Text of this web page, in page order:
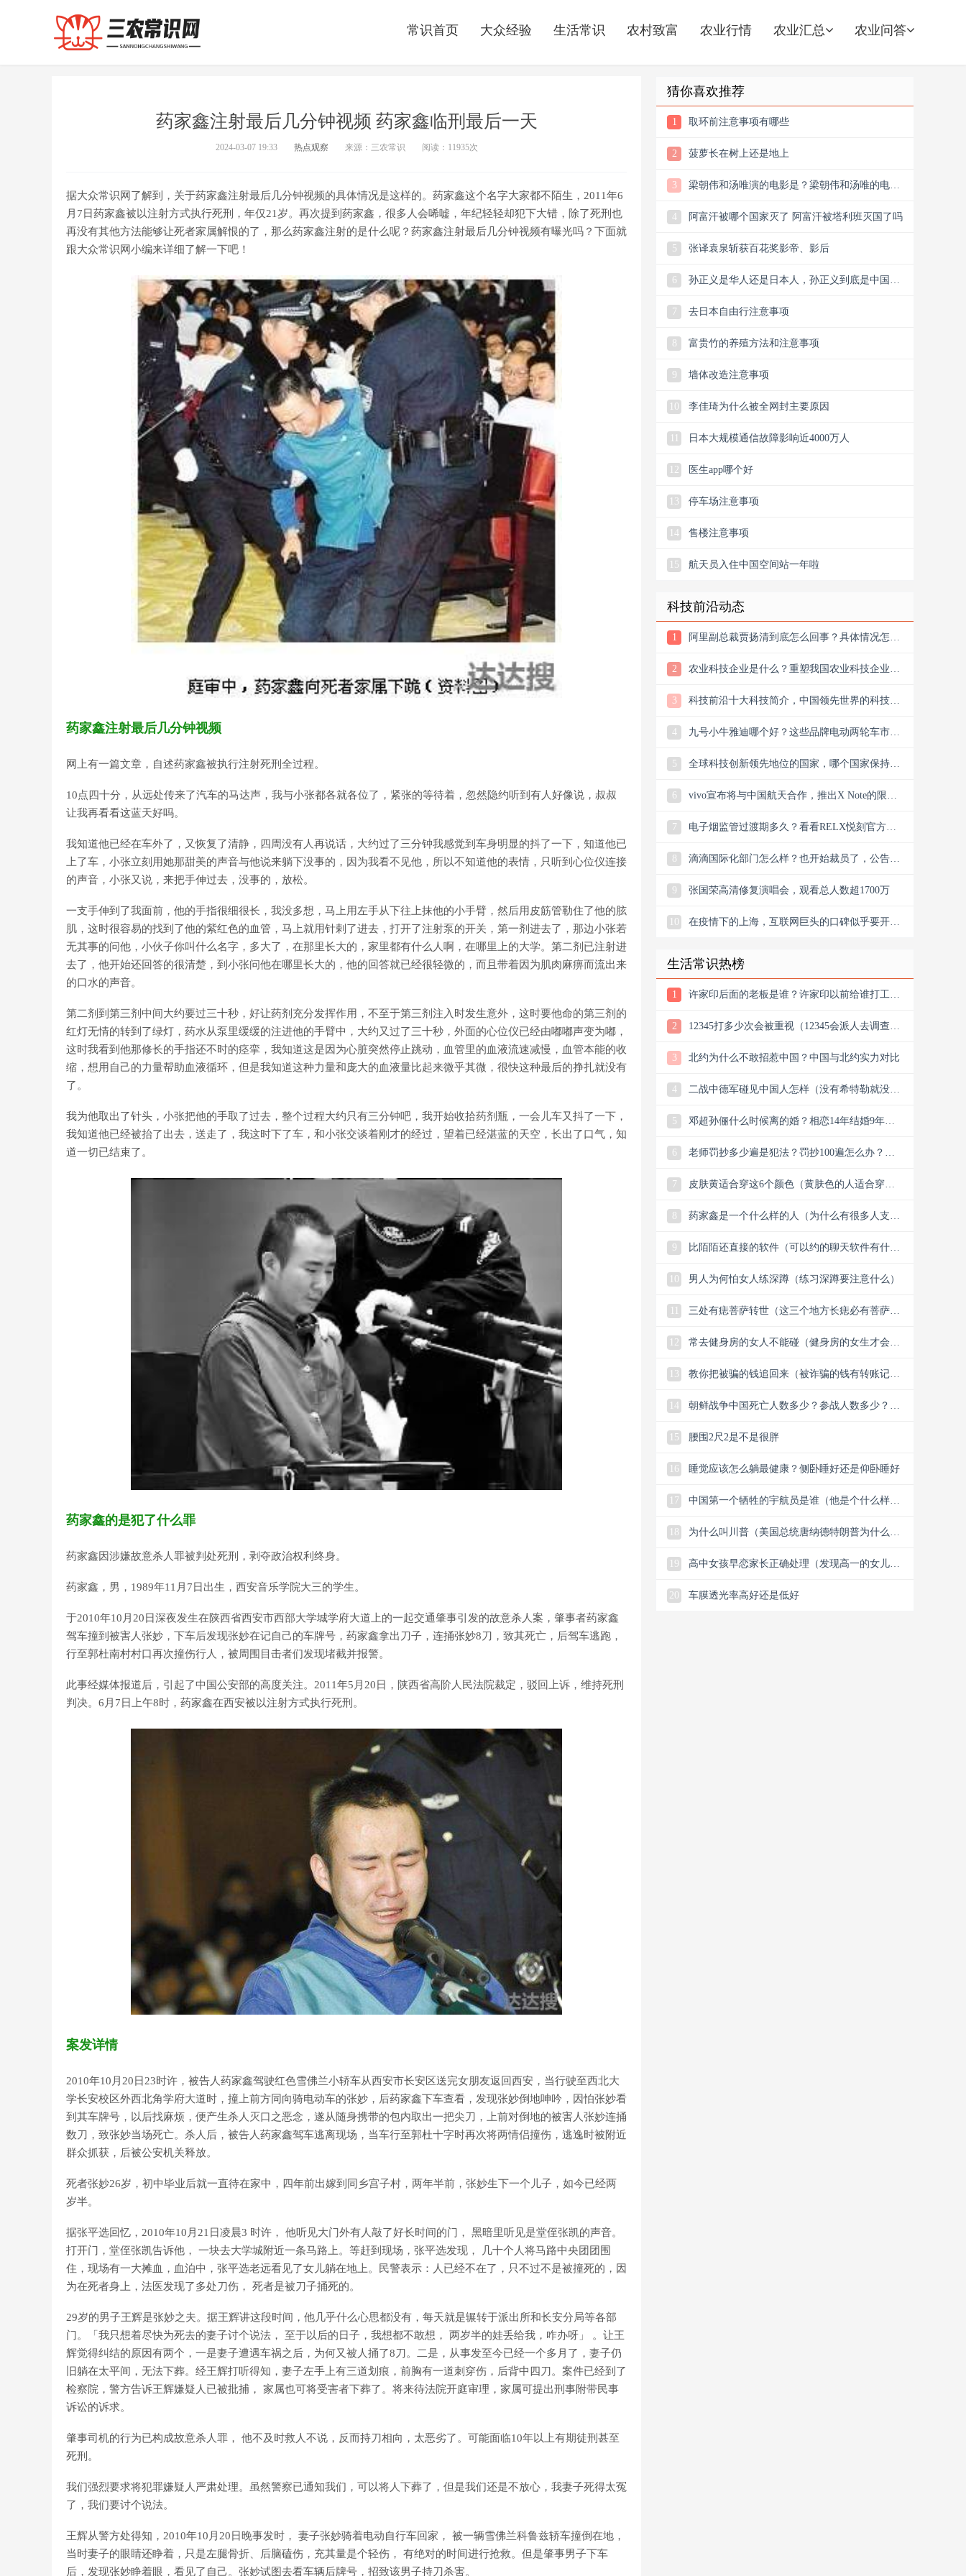
常识首页 大众经验 生活常识 农村致富 农业行情 农业汇总 农业问答
药家鑫注射最后几分钟视频 药家鑫临刑最后一天
2024-03-07 19:33 热点观察 来源：三农常识 阅读： 11935次
据大众常识网了解到，关于药家鑫注射最后几分钟视频的具体情况是这样的。药家鑫这个名字大家都不陌生，2011年6
月7日药家鑫被以注射方式执行死刑，年仅21岁。再次提到药家鑫，很多人会唏嘘，年纪轻轻却犯下大错，除了死刑也
再没有其他方法能够让死者家属解恨的了，那么药家鑫注射的是什么呢？药家鑫注射最后几分钟视频有曝光吗？下面就
跟大众常识网小编来详细了解一下吧！
药家鑫注射最后几分钟视频
网上有一篇文章，自述药家鑫被执行注射死刑全过程。
10点四十分，从远处传来了汽车的马达声，我与小张都各就各位了，紧张的等待着，忽然隐约听到有人好像说，叔叔
让我再看看这蓝天好吗。
我知道他已经在车外了，又恢复了清静，四周没有人再说话，大约过了三分钟我感觉到车身明显的抖了一下，知道他已
上了车，小张立刻用她那甜美的声音与他说来躺下没事的，因为我看不见他，所以不知道他的表情，只听到心位仪连接
的声音，小张又说，来把手伸过去，没事的，放松。
一支手伸到了我面前，他的手指很细很长，我没多想，马上用左手从下往上抹他的小手臂，然后用皮筋管勒住了他的胘
肌，这时很容易的找到了他的紫红色的血管，马上就用针剌了进去，打开了注射泵的开关，第一剂进去了，那边小张若
无其事的问他，小伙子你叫什么名字，多大了，在那里长大的，家里都有什么人啊，在哪里上的大学。第二剂已注射进
去了，他开始还回答的很清楚，到小张问他在哪里长大的，他的回答就已经很轻微的，而且带着因为肌肉麻痹而流出来
的口水的声音。
第二剂到第三剂中间大约要过三十秒，好让药剂充分发挥作用，不至于第三剂注入时发生意外，这时要他命的第三剂的
红灯无情的转到了绿灯，药水从泵里缓缓的注进他的手臂中，大约又过了三十秒，外面的心位仪已经由嘟嘟声变为嘟，
这时我看到他那修长的手指还不时的痉挛，我知道这是因为心脏突然停止跳动，血管里的血液流速减慢，血管本能的收
缩，想用自己的力量帮助血液循环，但是我知道这种力量和庞大的血液量比起来微乎其微，很快这种最后的挣扎就没有
了。
我为他取出了针头，小张把他的手取了过去，整个过程大约只有三分钟吧，我开始收拾药剂瓶，一会儿车又抖了一下，
我知道他已经被抬了出去，送走了，我这时下了车，和小张交谈着刚才的经过，望着已经湛蓝的天空，长出了口气，知
道一切已结束了。
药家鑫的是犯了什么罪
药家鑫因涉嫌故意杀人罪被判处死刑，剥夺政治权利终身。
药家鑫，男，1989年11月7日出生，西安音乐学院大三的学生。
于2010年10月20日深夜发生在陕西省西安市西部大学城学府大道上的一起交通肇事引发的故意杀人案，肇事者药家鑫
驾车撞到被害人张妙，下车后发现张妙在记自己的车牌号，药家鑫拿出刀子，连捅张妙8刀，致其死亡，后驾车逃跑，
行至郭杜南村村口再次撞伤行人，被周围目击者们发现堵截并报警。
此事经媒体报道后，引起了中国公安部的高度关注。2011年5月20日，陕西省高阶人民法院裁定，驳回上诉，维持死刑
判决。6月7日上午8时，药家鑫在西安被以注射方式执行死刑。
案发详情
2010年10月20日23时许，被告人药家鑫驾驶红色雪佛兰小轿车从西安市长安区送完女朋友返回西安，当行驶至西北大
学长安校区外西北角学府大道时，撞上前方同向骑电动车的张妙，后药家鑫下车查看，发现张妙倒地呻吟，因怕张妙看
到其车牌号，以后找麻烦，便产生杀人灭口之恶念，遂从随身携带的包内取出一把尖刀，上前对倒地的被害人张妙连捅
数刀，致张妙当场死亡。杀人后，被告人药家鑫驾车逃离现场，当车行至郭杜十字时再次将两情侣撞伤，逃逸时被附近
群众抓获，后被公安机关释放。
死者张妙26岁，初中毕业后就一直待在家中，四年前出嫁到同乡宫子村，两年半前，张妙生下一个儿子，如今已经两
岁半。
据张平选回忆，2010年10月21日凌晨3 时许， 他听见大门外有人敲了好长时间的门， 黑暗里听见是堂侄张凯的声音。
打开门，堂侄张凯告诉他， 一块去大学城附近一条马路上。等赶到现场，张平选发现， 几十个人将马路中央团团围
住，现场有一大摊血，血泊中，张平选老远看见了女儿躺在地上。民警表示：人已经不在了，只不过不是被撞死的，因
为在死者身上，法医发现了多处刀伤， 死者是被刀子捅死的。
29岁的男子王辉是张妙之夫。据王辉讲这段时间，他几乎什么心思都没有，每天就是辗转于派出所和长安分局等各部
门。「我只想着尽快为死去的妻子讨个说法， 至于以后的日子，我想都不敢想， 两岁半的娃丢给我，咋办呀」 。让王
辉觉得纠结的原因有两个，一是妻子遭遇车祸之后，为何又被人捅了8刀。二是，从事发至今已经一个多月了，妻子仍
旧躺在太平间，无法下葬。经王辉打听得知，妻子左手上有三道划痕，前胸有一道刺穿伤，后背中四刀。案件已经到了
检察院，警方告诉王辉嫌疑人已被批捕， 家属也可将受害者下葬了。将来待法院开庭审理，家属可提出刑事附带民事
诉讼的诉求。
肇事司机的行为已构成故意杀人罪， 他不及时救人不说，反而持刀相向，太恶劣了。可能面临10年以上有期徒刑甚至
死刑。
我们强烈要求将犯罪嫌疑人严肃处理。虽然警察已通知我们，可以将人下葬了，但是我们还是不放心，我妻子死得太冤
了，我们要讨个说法。
王辉从警方处得知，2010年10月20日晚事发时， 妻子张妙骑着电动自行车回家， 被一辆雪佛兰科鲁兹轿车撞倒在地，
当时妻子的眼睛还睁着，只是左腿骨折、后脑磕伤，充其量是个轻伤， 有绝对的时间进行抢救。但是肇事男子下车
后，发现张妙睁着眼，看见了自己。张妙试图去看车辆后牌号，招致该男子持刀杀害。
猜你喜欢推荐
1 取环前注意事项有哪些
2 菠萝长在树上还是地上
3
梁朝伟和汤唯演的电影是？梁朝伟和汤唯的电影
4
阿富汗被哪个国家灭了 阿富汗被塔利班灭国了吗
5 张译袁泉斩获百花奖影帝、影后
6
孙正义是华人还是日本人，孙正义到底是中国人
7
去日本自由行注意事项
8 富贵竹的养殖方法和注意事项
9 墙体改造注意事项
10 李佳琦为什么被全网封主要原因
日本大规模通信故障影响近4000万人
12 医生app哪个好
13 停车场注意事项
14 售楼注意事项
15 航天员入住中国空间站一年啦
科技前沿动态
1
阿里副总裁贾扬清到底怎么回事？具体情况怎么
2
农业科技企业是什么？重塑我国农业科技企业版
3
科技前沿十大科技简介，中国领先世界的科技创
4
九号小牛雅迪哪个好？这些品牌电动两轮车市场
5
全球科技创新领先地位的国家，哪个国家保持科
6
vivo宣布将与中国航天合作，推出X Note的限量
7
电子烟监管过渡期多久？看看RELX悦刻官方微
8
滴滴国际化部门怎么样？也开始裁员了，公告宣
9
张国荣高清修复演唱会，观看总人数超1700万
10
在疫情下的上海，互联网巨头的口碑似乎要开始
生活常识热榜
1
许家印后面的老板是谁？许家印以前给谁打工？
2
12345打多少次会被重视（12345会派人去调查
3
北约为什么不敢招惹中国？中国与北约实力对比
4
二战中德军碰见中国人怎样（没有希特勒就没有
5
邓超孙俪什么时候离的婚？相恋14年结婚9年说
6
老师罚抄多少遍是犯法？罚抄100遍怎么办？算
7
皮肤黄适合穿这6个颜色（黄肤色的人适合穿什
8
药家鑫是一个什么样的人（为什么有很多人支持
9
比陌陌还直接的软件（可以约的聊天软件有什
10
男人为何怕女人练深蹲（练习深蹲要注意什么）
三处有痣菩萨转世（这三个地方长痣必有菩萨保
12
常去健身房的女人不能碰（健身房的女生才会懂
13
教你把被骗的钱追回来（被诈骗的钱有转账记录
14
朝鲜战争中国死亡人数多少？参战人数多少？中
15
腰围2尺2是不是很胖
16 睡觉应该怎么躺最健康？侧卧睡好还是仰卧睡好
17
中国第一个牺牲的宇航员是谁（他是个什么样的
18
为什么叫川普（美国总统唐纳德特朗普为什么叫
19
高中女孩早恋家长正确处理（发现高一的女儿早
20
车膜透光率高好还是低好